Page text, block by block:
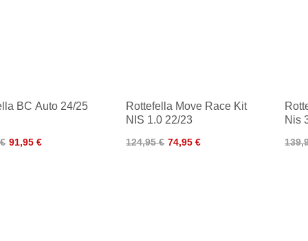
BC Auto 24/25
91,95 €
Rottefella Move Race Kit
NIS 1.0 22/23
124,95 € 74,95 €
Nis